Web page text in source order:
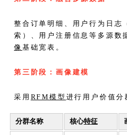
整合订单明细、用户行为日志
索）、用户注册信息等多源数
像 基础宽表。
第三阶段：画像建模
采用 RFM模型 进行用户价值分
分群名称 核心特征